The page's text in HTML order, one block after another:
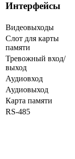
Интерфейсы
Видеовыходы
Слот для карты
памяти
Тревожный вход/
выход
Аудиовход
Аудиовыход
Карта памяти
RS-485